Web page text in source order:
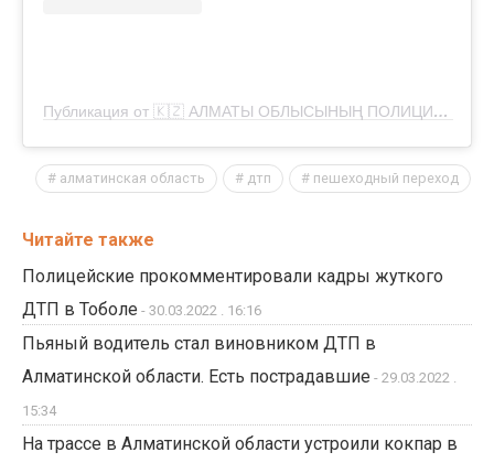
Публикация от 🇰🇿 АЛМАТЫ ОБЛЫСЫНЫҢ ПОЛИЦИЯСЫ (@police_almobl)
алматинская область дтп пешеходный переход
Читайте также
Полицейские прокомментировали кадры жуткого
ДТП в Тоболе - 30.03.2022 . 16:16
Пьяный водитель стал виновником ДТП в
Алматинской области. Есть пострадавшие - 29.03.2022 .
15:34
На трассе в Алматинской области устроили кокпар в